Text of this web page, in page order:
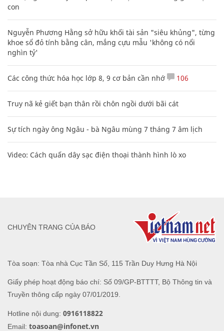
con
Nguyễn Phương Hằng sở hữu khối tài sản "siêu khủng", từng
khoe sổ đỏ tính bằng cân, mắng cựu mẫu 'không có nổi
nghìn tỷ'
Các công thức hóa học lớp 8, 9 cơ bản cần nhớ 106
Truy nã kẻ giết bạn thân rồi chôn ngồi dưới bãi cát
Sự tích ngày ông Ngâu - bà Ngâu mùng 7 tháng 7 âm lịch
Video: Cách quấn dây sạc điện thoại thành hình lò xo
Tòa soạn: Tòa nhà Cục Tần Số, 115 Trần Duy Hưng Hà Nội
Giấy phép hoạt động báo chí: Số 09/GP-BTTTT, Bộ Thông tin và
Truyền thông cấp ngày 07/01/2019.
Hotline nội dung: 0916118822
Email: toasoan@infonet.vn
CHUYÊN TRANG CỦA BÁO